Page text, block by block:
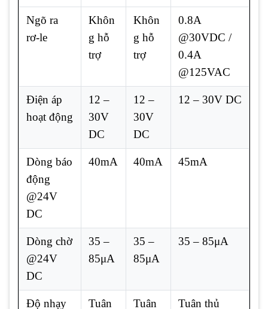
Ngõ ra
rơ-le
Khôn
g hỗ
trợ
Khôn
g hỗ
trợ
0.8A
@30VDC /
0.4A
@125VAC
Điện áp
hoạt động
12 –
30V
DC
12 –
30V
DC
12 – 30V DC
Dòng báo
động
@24V
DC
40mA 40mA 45mA
Dòng chờ
@24V
DC
35 –
85μA
35 –
85μA
35 – 85μA
Độ nhạy
Tuân
Tuân
Tuân thủ